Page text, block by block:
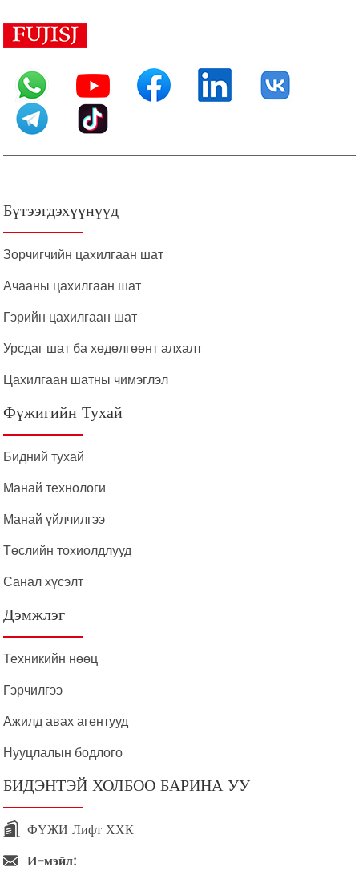
Бүтээгдэхүүнүүд
Зорчигчийн цахилгаан шат
Ачааны цахилгаан шат
Гэрийн цахилгаан шат
Урсдаг шат ба хөдөлгөөнт алхалт
Цахилгаан шатны чимэглэл
Фүжигийн Тухай
Бидний тухай
Манай технологи
Манай үйлчилгээ
Төслийн тохиолдлууд
Санал хүсэлт
Дэмжлэг
Техникийн нөөц
Гэрчилгээ
Ажилд авах агентууд
Нууцлалын бодлого
БИДЭНТЭЙ ХОЛБОО БАРИНА УУ
ФҮЖИ Лифт ХХК
И-мэйл: